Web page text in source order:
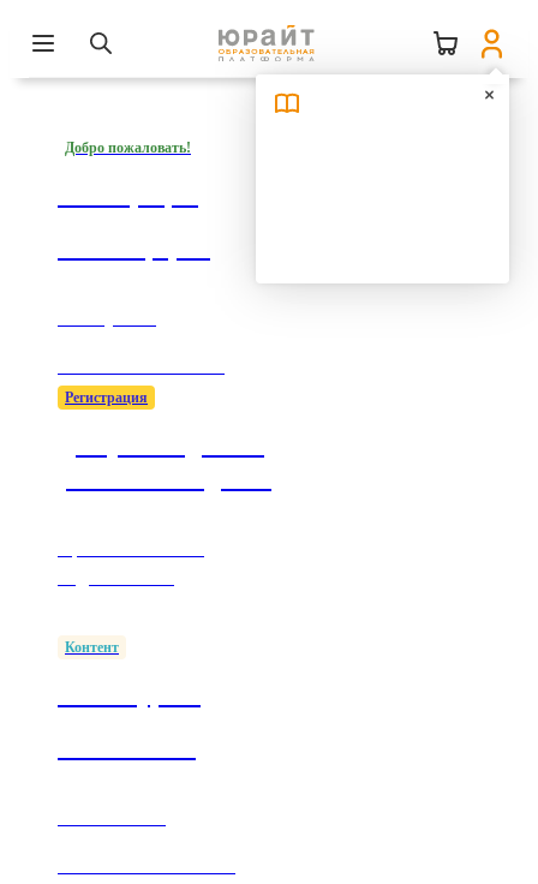
Добро пожаловать!
Регистрация
Контент